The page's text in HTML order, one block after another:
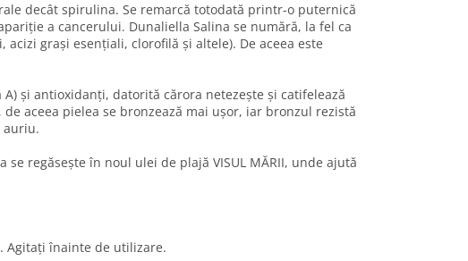
decât spirulina. Se remarcă totodată printr-o puternică
a cancerului. Dunaliella Salina se numără, la fel ca
grași esențiali, clorofilă și altele). De aceea este
și antioxidanți, datorită cărora netezește și catifelează
aceea pielea se bronzează mai ușor, iar bronzul rezistă
auriu.
regăsește în noul ulei de plajă VISUL MĂRII, unde ajută
Agitați înainte de utilizare.